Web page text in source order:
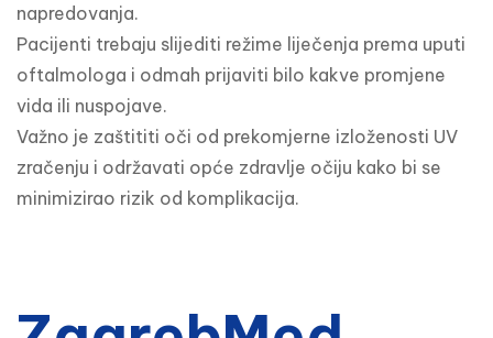
napredovanja.
Pacijenti trebaju slijediti režime liječenja prema uputi
oftalmologa i odmah prijaviti bilo kakve promjene
vida ili nuspojave.
Važno je zaštititi oči od prekomjerne izloženosti UV
zračenju i održavati opće zdravlje očiju kako bi se
minimizirao rizik od komplikacija.